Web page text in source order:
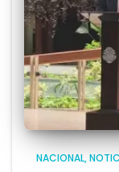
NACIONAL